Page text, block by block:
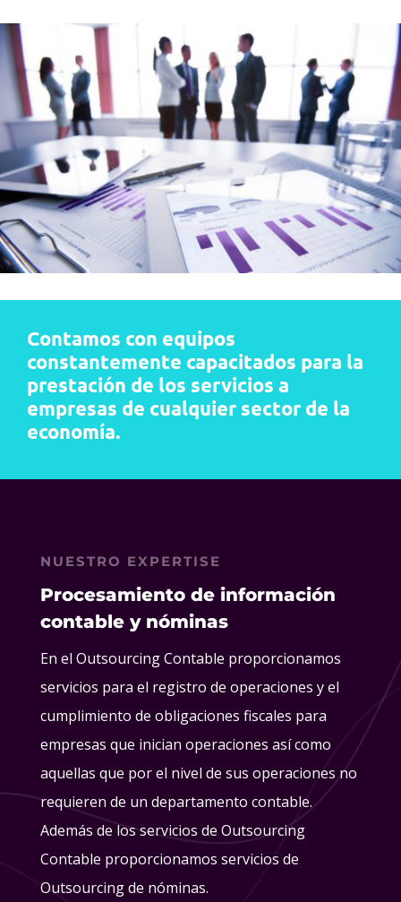
Contamos con equipos
constantemente capacitados para la
prestación de los servicios a
empresas de cualquier sector de la
economía.
NUESTRO EXPERTISE
Procesamiento de información
contable y nóminas
En el Outsourcing Contable proporcionamos
servicios para el registro de operaciones y el
cumplimiento de obligaciones fiscales para
empresas que inician operaciones así como
aquellas que por el nivel de sus operaciones no
requieren de un departamento contable.
Además de los servicios de Outsourcing
Contable proporcionamos servicios de
Outsourcing de nóminas.